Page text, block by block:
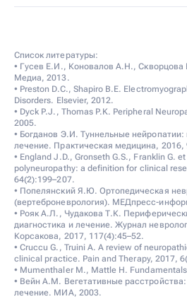
Список литературы:
• Гусев Е.И., Коновалов А.Н.,
Медиа, 2013.
• Preston D.C., Shapiro B.E.
Disorders. Elsevier, 2012.
• Dyck P.J., Thomas P.K. Peripheral
2005.
• Богданов Э.И. Туннельные нейропатии:
лечение. Практическая медицина, 2016,
• England J.D., Gronseth G.S., Franklin G.
polyneuropathy: a definition for clinical
64(2):199–207.
• Попелянский Я.Ю. Ортопедическая
(вертеброневрология). МЕДпресс-
• Рояк А.Л., Чудакова Т.К.
диагностика и лечение. Журнал
Корсакова, 2017, 117(4):45–52.
• Cruccu G., Truini A. A review of
clinical practice. Pain and Therapy, 2017,
• Mumenthaler M., Mattle H.
• Вейн А.М. Вегетативные расстройства:
лечение. МИА, 2003.